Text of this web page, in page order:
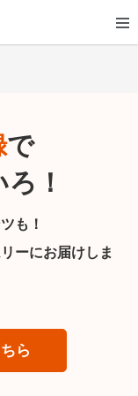
で
！
も！
ーにお届けしま
ら